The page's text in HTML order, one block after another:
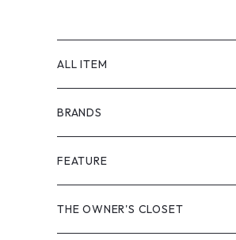
ALL ITEM
BRANDS
GHOST ALMOSTBLACK
PRODUCT TWELVE
FEATURE
NEW VINTAGE
THE OWNER'S CLOSET